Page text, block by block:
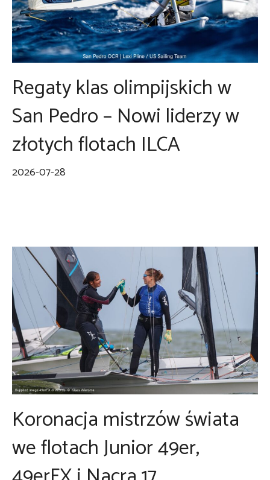
Regaty klas olimpijskich w
San Pedro – Nowi liderzy w
złotych flotach ILCA
2026-07-28
Koronacja mistrzów świata
we flotach Junior 49er,